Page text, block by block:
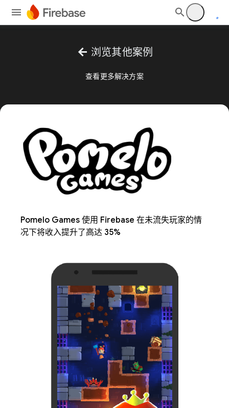
arrow_back 浏览其他案例
查看更多解决方案
Pomelo Games 使用 Firebase 在未流失玩家的情
况下将收入提升了高达 35%